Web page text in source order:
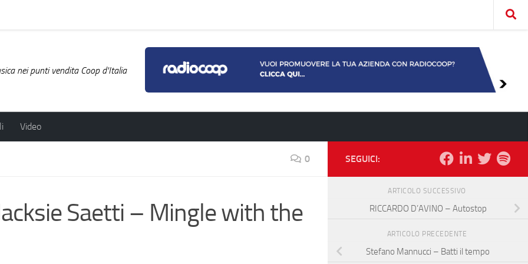
nei punti vendita Coop d'Italia
Video
0
Saetti – Mingle with the
SEGUICI:
ARTICOLO SUCCESSIVO
RICCARDO D’AVINO – Autostop
ARTICOLO PRECEDENTE
Stefano Mannucci – Batti il tempo